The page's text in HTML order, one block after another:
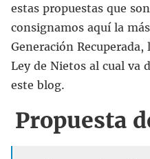
estas propuestas que
consignamos aquí la
Generación
Ley de Nietos al cual va
este blog.
Propuesta